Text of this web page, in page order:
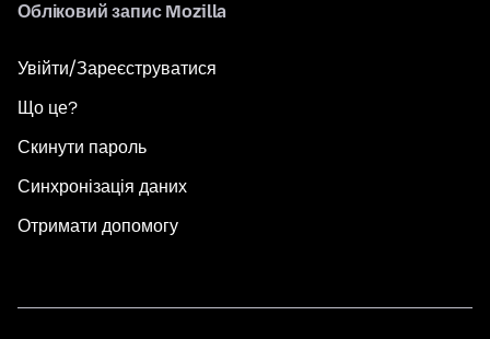
Обліковий запис Mozilla
Увійти/Зареєструватися
Що це?
Скинути пароль
Синхронізація даних
Отримати допомогу